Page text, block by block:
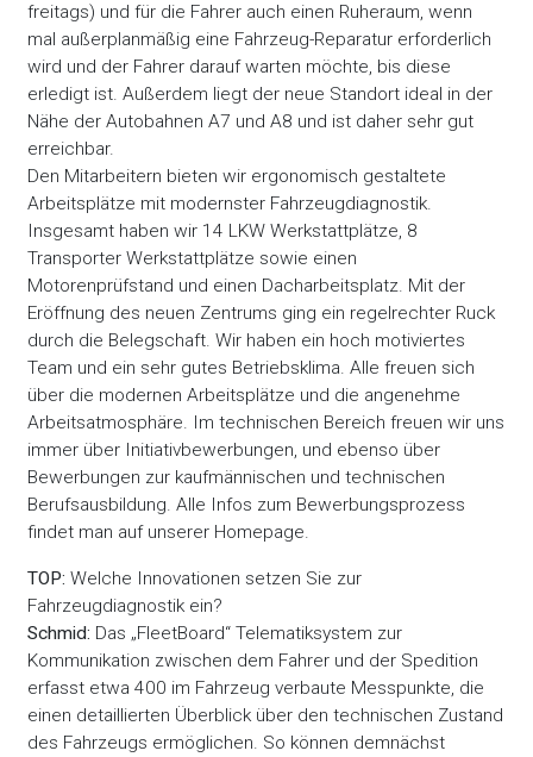
freitags) und für die Fahrer auch einen Ruheraum, wenn
mal außerplanmäßig eine Fahrzeug-Reparatur erforderlich
wird und der Fahrer darauf warten möchte, bis diese
erledigt ist. Außerdem liegt der neue Standort ideal in der
Nähe der Autobahnen A7 und A8 und ist daher sehr gut
erreichbar.
Den Mitarbeitern bieten wir ergonomisch gestaltete
Arbeitsplätze mit modernster Fahrzeugdiagnostik.
Insgesamt haben wir 14 LKW Werkstattplätze, 8
Transporter Werkstattplätze sowie einen
Motorenprüfstand und einen Dacharbeitsplatz. Mit der
Eröffnung des neuen Zentrums ging ein regelrechter Ruck
durch die Belegschaft. Wir haben ein hoch motiviertes
Team und ein sehr gutes Betriebsklima. Alle freuen sich
über die modernen Arbeitsplätze und die angenehme
Arbeitsatmosphäre. Im technischen Bereich freuen wir uns
immer über Initiativbewerbungen, und ebenso über
Bewerbungen zur kaufmännischen und technischen
Berufsausbildung. Alle Infos zum Bewerbungsprozess
findet man auf unserer Homepage.
TOP:Welche Innovationen setzen Sie zur
Fahrzeugdiagnostik ein?
Schmid: Das „FleetBoard“ Telematiksystem zur
Kommunikation zwischen dem Fahrer und der Spedition
erfasst etwa 400 im Fahrzeug verbaute Messpunkte, die
einen detaillierten Überblick über den technischen Zustand
des Fahrzeugs ermöglichen. So können demnächst